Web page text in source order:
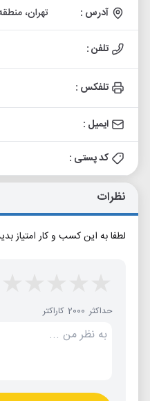
آدرس : تهران، منطقه 12، محله بهارستان، انقلاب، پیچ شمیران، خیابان نورمحمدی (تنکابن)، پلاک 50، طبقه
تلفن :
تلفکس :
ایمیل :
کد پستی :
نظرات
لطفا به این کسب و کار امتیاز
حداکثر 2000 کاراکتر